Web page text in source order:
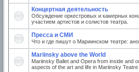
Концертная деятельность
Обсуждение оркестровых и камерных
участием артистов и солистов театра.
Пресса и СМИ
Что и где пишут о Мариинском театре:
Mariinsky above the World
Mariinsky Ballet and Opera from inside and
aspects of the art and life in Mariinsky Teatre